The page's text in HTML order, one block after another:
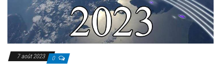
7 août 2023 0